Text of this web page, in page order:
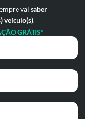
vai saber
veículo(s).
GRÁTIS*